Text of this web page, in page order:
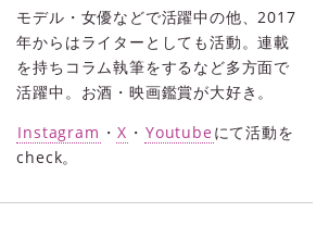
モデル・女優などで活躍中の他、2017
年からはライターとしても活動。連載
を持ちコラム執筆をするなど多方面で
活躍中。お酒・映画鑑賞が大好き。
Instagram ・ X ・ Youtube にて活動を
check。